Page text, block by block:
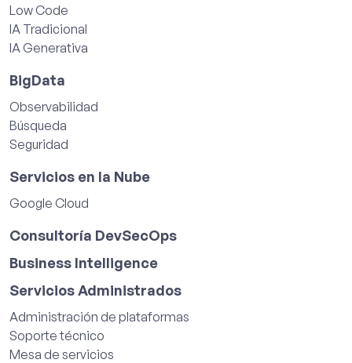
Low Code
IA Tradicional
IA Generativa
BigData
Observabilidad
Búsqueda
Seguridad
Servicios en la Nube
Google Cloud
Consultoría DevSecOps
Business Intelligence
Servicios Administrados
Administración de plataformas
Soporte técnico
Mesa de servicios